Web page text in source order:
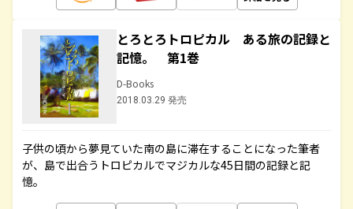
とろとろトロピカル ある旅の記録と
記憶。 第1巻
D-Books
2018.03.29 発売
子供の頃から夢見ていた南の島に滞在することになった筆者
が、島で出合うトロピカルでマジカルな45日間の記録と記
憶。